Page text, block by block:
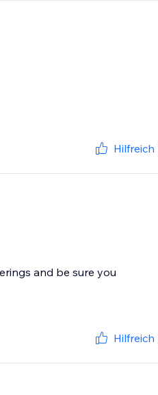
Hilfreich
and be sure you
Hilfreich